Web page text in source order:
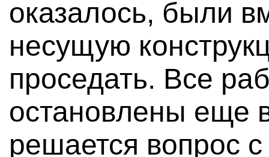
оказалось, были
несущую
проседать. Все
остановлены еще
решается вопрос